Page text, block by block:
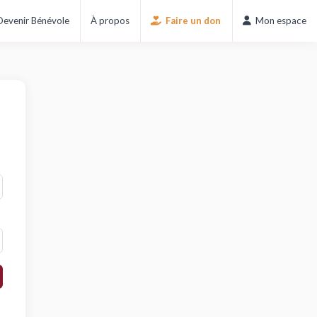
Bénévole À propos Faire un don Mon espace